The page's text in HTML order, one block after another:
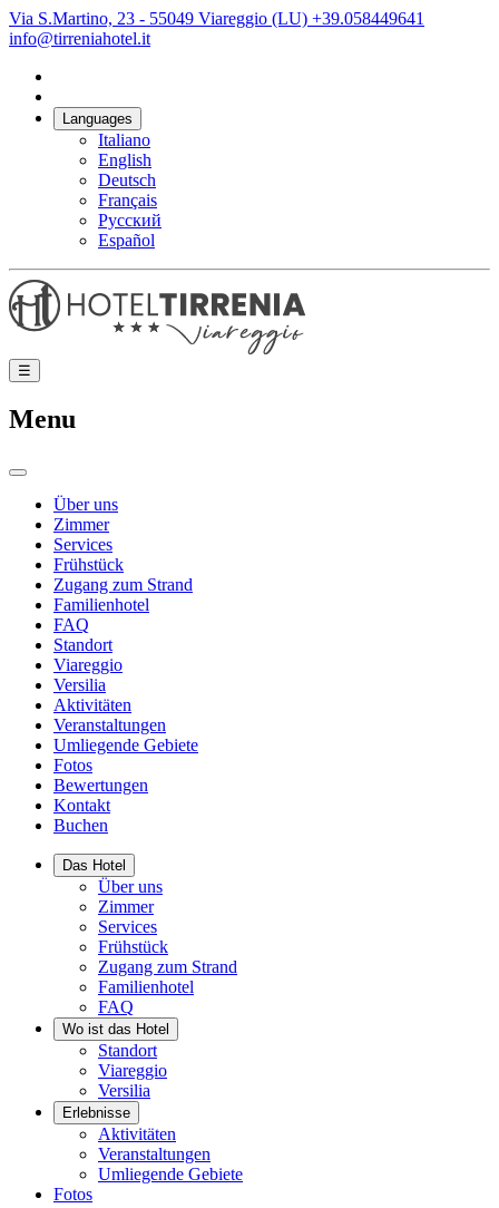
Via S.Martino, 23 - 55049 Viareggio (LU) +39.058449641
info@tirreniahotel.it
Languages
Italiano
English
Deutsch
Français
Русский
Español
☰
Menu
Über uns
Zimmer
Services
Frühstück
Zugang zum Strand
Familienhotel
FAQ
Standort
Viareggio
Versilia
Aktivitäten
Veranstaltungen
Umliegende Gebiete
Fotos
Bewertungen
Kontakt
Buchen
Das Hotel
Über uns
Zimmer
Services
Frühstück
Zugang zum Strand
Familienhotel
FAQ
Wo ist das Hotel
Standort
Viareggio
Versilia
Erlebnisse
Aktivitäten
Veranstaltungen
Umliegende Gebiete
Fotos